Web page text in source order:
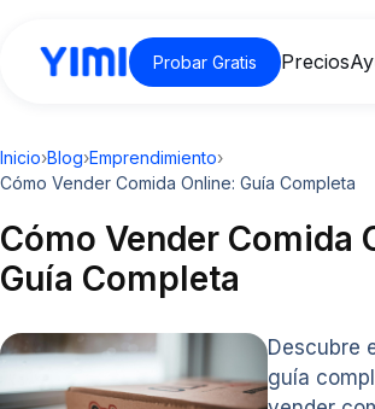
Probar Gratis Precios
Inicio›Blog›Emprendimiento›
Cómo Vender Comida Online: Guía Completa
Cómo Vender Comida
Guía Completa
Descubre
guía